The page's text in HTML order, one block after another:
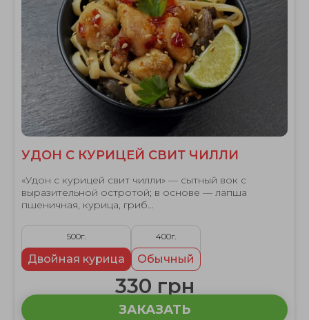
УДОН С КУРИЦЕЙ СВИТ ЧИЛЛИ
«Удон с курицей свит чилли» — сытный вок с
выразительной остротой; в основе — лапша
пшеничная, курица, гриб...
500г.
Двойная курица
400г.
Обычный
330 грн
ЗАКАЗАТЬ